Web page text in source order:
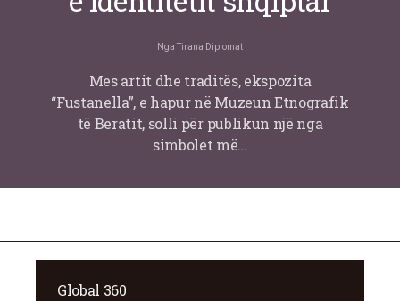
Nga Tirana Diplomat
Mes artit dhe traditës, ekspozita
“Fustanella”, e hapur në Muzeun Etnografik
të Beratit, solli për publikun një nga
simbolet më…
Global 360